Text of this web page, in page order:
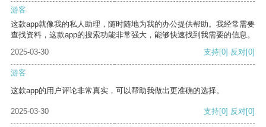
游客
这款app就像我的私人助理，随时随地为我的办公提供帮助。我经常需要
查找资料，这款app的搜索功能非常强大，能够快速找到我需要的信息。
2025-03-30
支持[0] 反对[0]
游客
这款app的用户评论非常真实，可以帮助我做出更准确的选择。
2025-03-30 支持[0] 反对[0]